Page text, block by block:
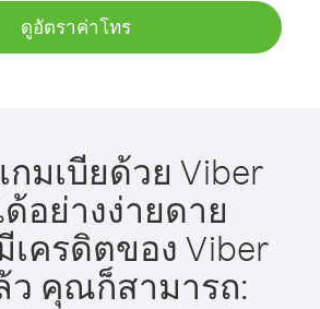
ดูอัตราค่าโทร
มเบียด้วย Viber
อย่างง่ายดาย
ครดิตของ Viber
ว คุณก็สามารถ: